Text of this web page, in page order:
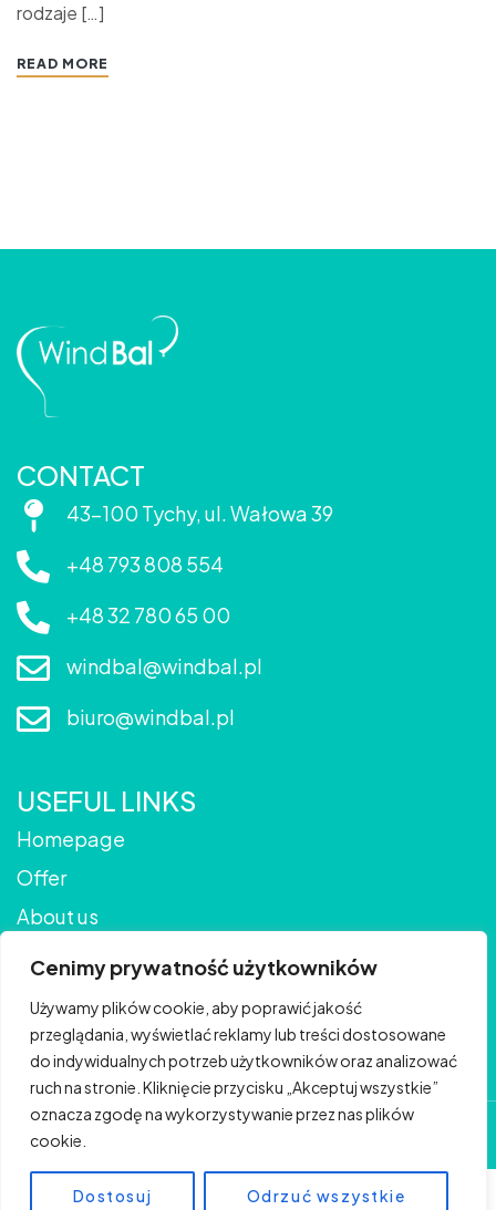
Cenimy prywatność użytkowników
Używamy plików cookie, aby poprawić jakość
przeglądania, wyświetlać reklamy lub treści dostosowane
do indywidualnych potrzeb użytkowników oraz analizować
ruch na stronie. Kliknięcie przycisku „Akceptuj wszystkie”
oznacza zgodę na wykorzystywanie przez nas plików
cookie.
Dostosuj Odrzuć wszystkie
rodzaje […]
READ MORE
CONTACT
43-100 Tychy, ul. Wałowa 39
+48 793 808 554
+48 32 780 65 00
windbal@windbal.pl
biuro@windbal.pl
USEFUL LINKS
Homepage
Offer
About us
Blog
© Copyright 2024 BePerfect |